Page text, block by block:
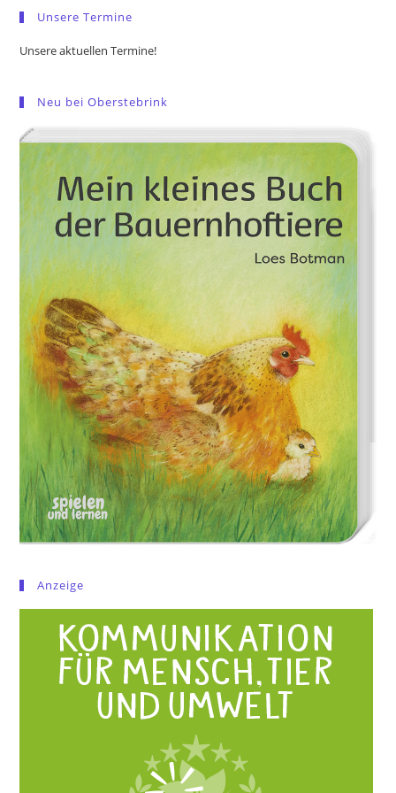
Unsere Termine
Unsere aktuellen Termine!
Neu bei Oberstebrink
Anzeige